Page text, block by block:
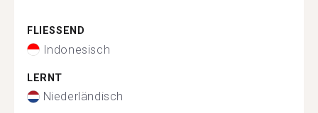
FLIESSEND
Indonesisch
LERNT
Niederländisch